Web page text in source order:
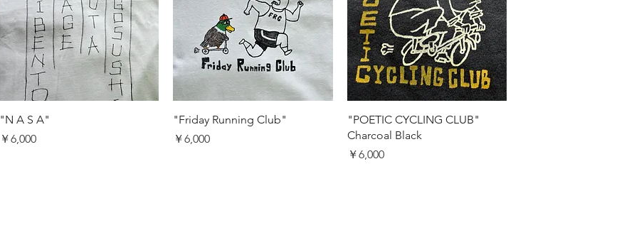
クイックビュー
"N A S A"
価格
￥6,000
クイックビュー
"Friday Running Club"
価格
￥6,000
クイックビュー
"POETIC CYCLING CLUB"
Charcoal Black
価格
￥6,000